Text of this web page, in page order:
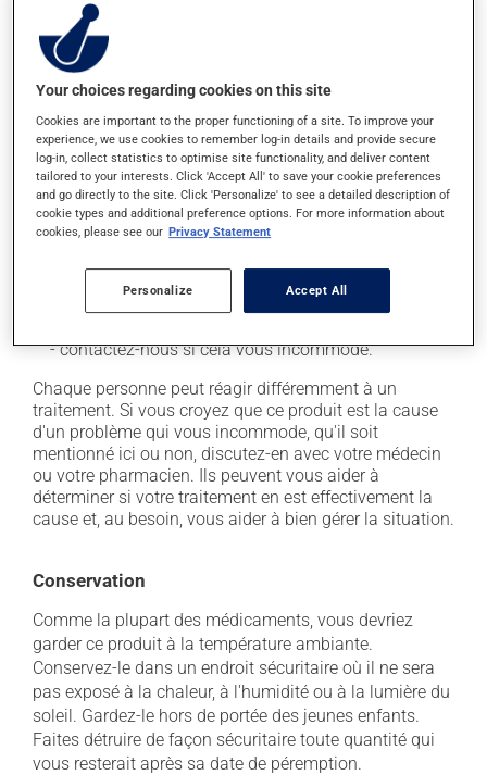
suivante pour tenter de vous rattraper.
Ce médicament peut être pris avec ou sans nourriture,
sans égard aux repas ou aux collations.
Effets indésirables
En plus de ses effets recherchés, ce produit peut à
l'occasion entraîner certains effets indésirables (effets
secondaires), notamment :
il peut causer de la diarrhée;
il peut causer une fatigue inhabituelle;
- contactez-nous si cela vous incommode.
Chaque personne peut réagir différemment à un
traitement. Si vous croyez que ce produit est la cause
d'un problème qui vous incommode, qu'il soit
mentionné ici ou non, discutez-en avec votre médecin
ou votre pharmacien. Ils peuvent vous aider à
déterminer si votre traitement en est effectivement la
cause et, au besoin, vous aider à bien gérer la situation.
Conservation
Comme la plupart des médicaments, vous devriez
garder ce produit à la température ambiante.
Conservez-le dans un endroit sécuritaire où il ne sera
pas exposé à la chaleur, à l'humidité ou à la lumière du
soleil. Gardez-le hors de portée des jeunes enfants.
Faites détruire de façon sécuritaire toute quantité qui
vous resterait après sa date de péremption.
Your choices regarding cookies on this site
Cookies are important to the proper functioning of a site. To improve your
experience, we use cookies to remember log-in details and provide secure
log-in, collect statistics to optimise site functionality, and deliver content
tailored to your interests. Click 'Accept All' to save your cookie preferences
and go directly to the site. Click 'Personalize' to see a detailed description of
cookie types and additional preference options. For more information about
cookies, please see our Privacy Statement
Personalize Accept All